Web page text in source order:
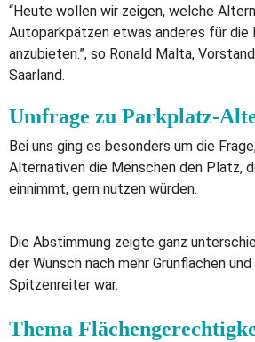
“Heute wollen wir zeigen, welche
Autoparkpätzen etwas anderes für die
anzubieten.”, so Ronald Malta,
Saarland.
Umfrage zu Parkplatz-
Bei uns ging es besonders um die
Alternativen die Menschen den Platz,
einnimmt, gern nutzen würden.
Die Abstimmung zeigte ganz
der Wunsch nach mehr Grünflächen
Spitzenreiter war.
Thema